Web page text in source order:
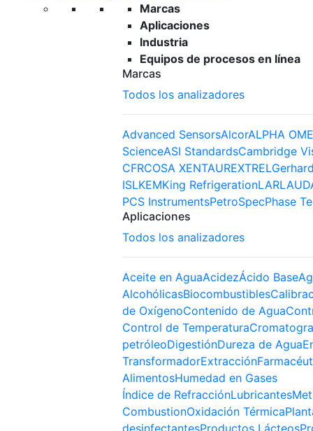
Marcas
Aplicaciones
Industria
Equipos de procesos en línea
Marcas
Todos los analizadores
Advanced SensorsAlcorALPHA
ScienceASI StandardsCambridge
CFRCOSA XENTAUREXTREL
ISLKEMKing RefrigerationLAR
PCS InstrumentsPetroSpecPhase
Aplicaciones
Todos los analizadores
Aceite en AguaAcidezÁcido Base
AlcohólicasBiocombustibles
de OxígenoContenido de Agua
Control de Temperatura
petróleoDigestiónDureza de Agua
TransformadorExtracción
AlimentosHumedad en Gases
Índice de RefracciónLubricantes
CombustionOxidación Térmica